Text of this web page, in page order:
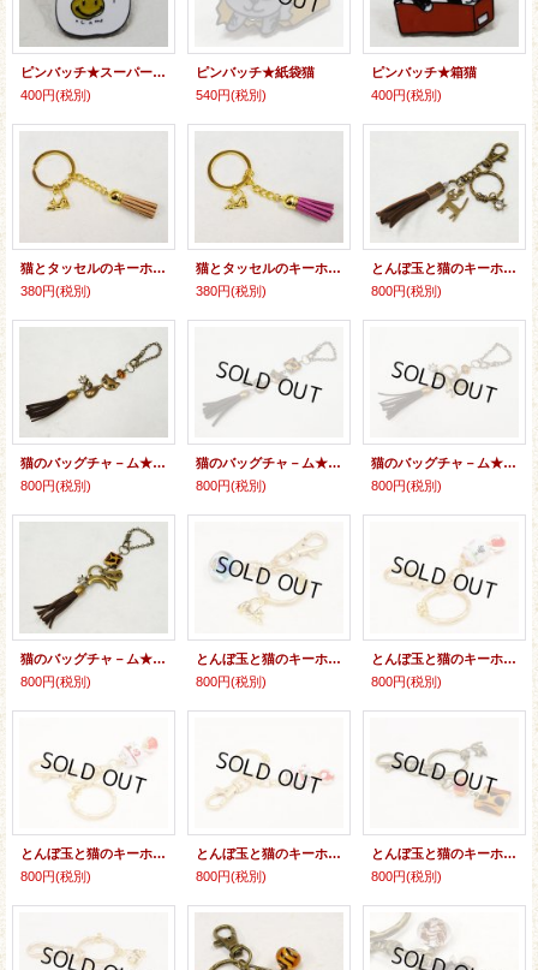
ピンバッチ★スーパー袋猫
400円(税別)
ピンバッチ★紙袋猫
540円(税別)
ピンバッチ★箱猫
400円(税別)
猫とタッセルのキーホルダーＡ
380円(税別)
猫とタッセルのキーホルダーＡ
380円(税別)
とんぼ玉と猫のキーホルダー★タッセル
800円(税別)
猫のバッグチャ－ム★タッセル
800円(税別)
猫のバッグチャ－ム★タッセル
800円(税別)
猫のバッグチャ－ム★タッセル
800円(税別)
猫のバッグチャ－ム★タッセル
800円(税別)
とんぼ玉と猫のキーホルダー
800円(税別)
とんぼ玉と猫のキーホルダー
800円(税別)
とんぼ玉と猫のキーホルダー
800円(税別)
とんぼ玉と猫のキーホルダー
800円(税別)
とんぼ玉と猫のキーホルダー
800円(税別)